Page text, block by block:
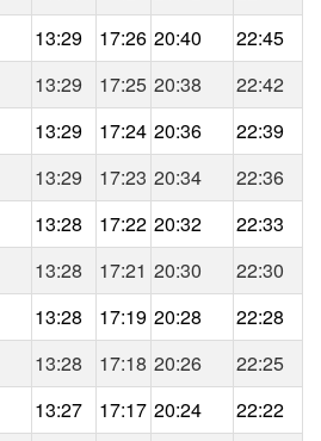
13:29 17:26 20:40
22:45
13:29 17:25 20:38
22:42
13:29 17:24 20:36
22:39
13:29 17:23 20:34
22:36
13:28 17:22 20:32
22:33
13:28 17:21 20:30
22:30
13:28 17:19 20:28
22:28
13:28 17:18 20:26
22:25
13:27 17:17 20:24 22:22